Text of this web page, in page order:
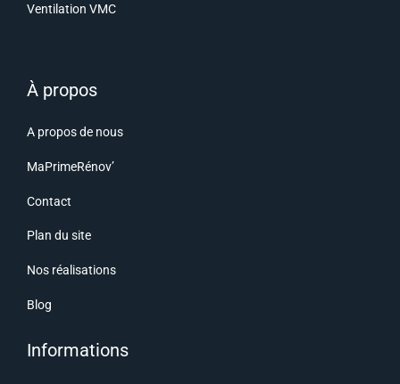
Ventilation VMC
À propos
A propos de nous
MaPrimeRénov’
Contact
Plan du site
Nos réalisations
Blog
Informations